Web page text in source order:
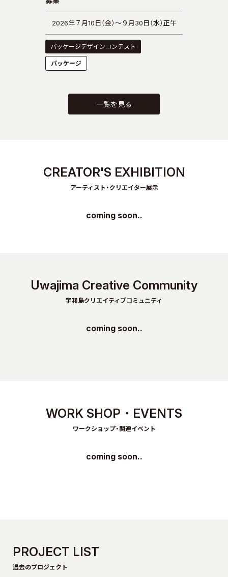
2026年７月10日（金）～９月30日（水）正午
パッケージデザインコンテスト
パッケージ
一覧を見る
CREATOR'S EXHIBITION
アーティスト・クリエイター展示
coming soon..
Uwajima Creative Community
宇和島クリエイティブコミュニティ
coming soon..
WORK SHOP・EVENTS
ワークショップ・関連イベント
coming soon..
PROJECT LIST
過去のプロジェクト